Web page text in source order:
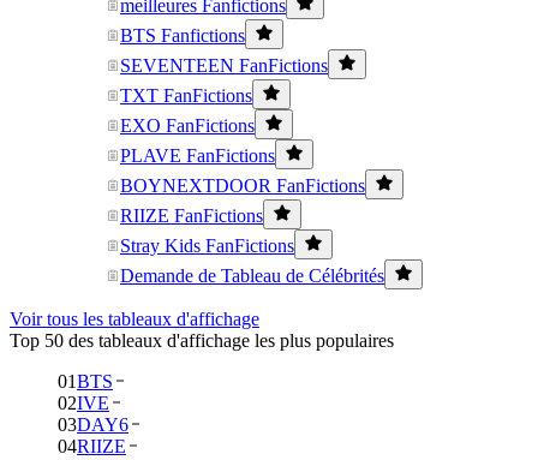
meilleures Fanfictions
BTS Fanfictions
SEVENTEEN FanFictions
TXT FanFictions
EXO FanFictions
PLAVE FanFictions
BOYNEXTDOOR FanFictions
RIIZE FanFictions
Stray Kids FanFictions
Demande de Tableau de Célébrités
Voir tous les tableaux d'affichage
Top 50 des tableaux d'affichage les plus populaires
01BTS
02IVE
03DAY6
04RIIZE